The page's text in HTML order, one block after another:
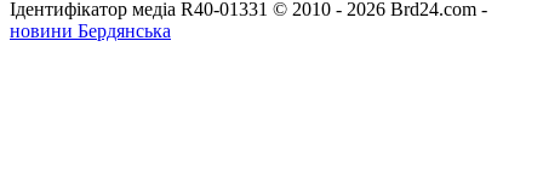
Ідентифікатор медіа R40-01331 © 2010 - 2026 Brd24.com -
новини Бердянська